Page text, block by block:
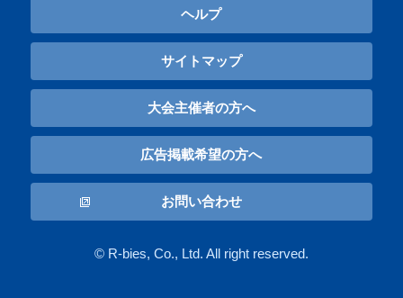
ヘルプ
サイトマップ
大会主催者の方へ
広告掲載希望の方へ
お問い合わせ
© R-bies, Co., Ltd. All right reserved.